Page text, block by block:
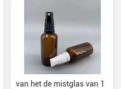
van het de mistglas van 1